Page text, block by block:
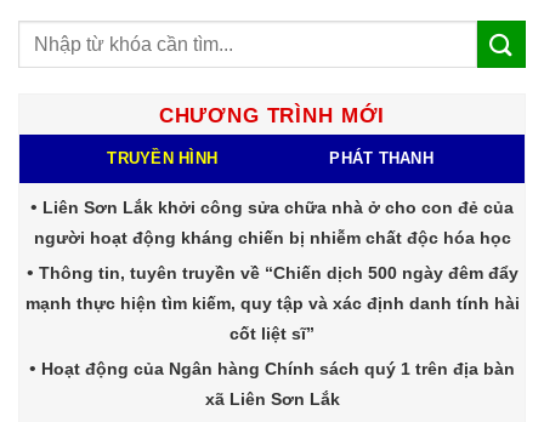
CHƯƠNG TRÌNH MỚI
TRUYỀN HÌNH PHÁT THANH
Liên Sơn Lắk khởi công sửa chữa nhà ở cho con đẻ của
người hoạt động kháng chiến bị nhiễm chất độc hóa học
Thông tin, tuyên truyền về “Chiến dịch 500 ngày đêm đẩy
mạnh thực hiện tìm kiếm, quy tập và xác định danh tính hài
cốt liệt sĩ”
Hoạt động của Ngân hàng Chính sách quý 1 trên địa bàn
xã Liên Sơn Lắk